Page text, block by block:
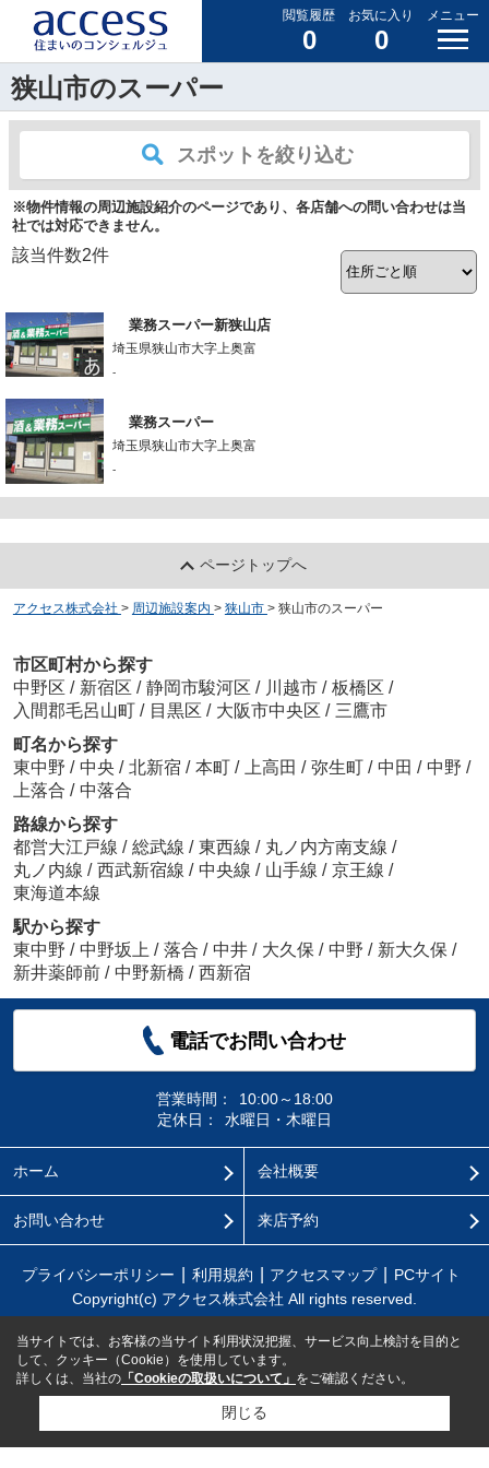
閲覧履歴
0
お気に入り
0
メニュー
狭山市のスーパー
スポットを絞り込む
※物件情報の周辺施設紹介のページであり、各店舗への問い合わせは当
社では対応できません。
該当件数2件
業務スーパー新狭山店
埼玉県狭山市大字上奥富
-
業務スーパー
埼玉県狭山市大字上奥富
-
ページトップへ
アクセス株式会社 > 周辺施設案内 > 狭山市 > 狭山市のスーパー
市区町村から探す
中野区 / 新宿区 / 静岡市駿河区 / 川越市 / 板橋区 /
入間郡毛呂山町 / 目黒区 / 大阪市中央区 / 三鷹市
町名から探す
東中野 / 中央 / 北新宿 / 本町 / 上高田 / 弥生町 / 中田 / 中野 /
上落合 / 中落合
路線から探す
都営大江戸線 / 総武線 / 東西線 / 丸ノ内方南支線 /
丸ノ内線 / 西武新宿線 / 中央線 / 山手線 / 京王線 /
東海道本線
駅から探す
東中野 / 中野坂上 / 落合 / 中井 / 大久保 / 中野 / 新大久保 /
新井薬師前 / 中野新橋 / 西新宿
電話でお問い合わせ
営業時間：
10:00～18:00
定休日：
水曜日・木曜日
ホーム 会社概要
お問い合わせ 来店予約
プライバシーポリシー 利用規約 アクセスマップ
PCサイト
Copyright(c) アクセス株式会社 All rights reserved.
当サイトでは、お客様の当サイト利用状況把握、サービス向上検討を目的と
して、クッキー（Cookie）を使用しています。
詳しくは、当社の 「Cookieの取扱いについて」 をご確認ください。
閉じる